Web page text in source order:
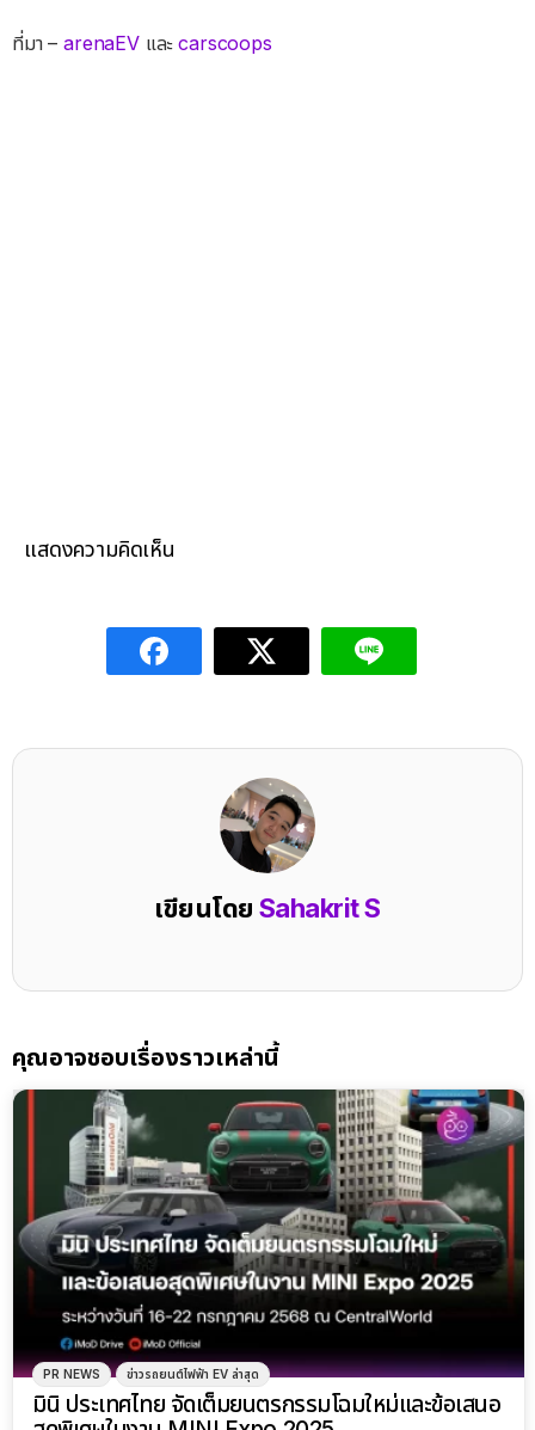
ที่มา –arenaEVและcarscoops
แสดงความคิดเห็น
เขียนโดยSahakrit S
คุณอาจชอบเรื่องราวเหล่านี้
PR NEWS ข่าวรถยนต์ไฟฟ้า EV ล่าสุด
มินิ ประเทศไทย จัดเต็มยนตรกรรมโฉมใหม่และข้อเสนอ